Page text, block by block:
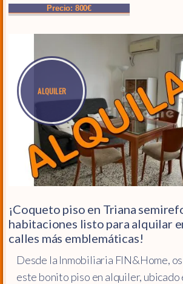
Precio: 800€
ALQUILER
¡Coqueto piso en Triana
habitaciones listo para alquilar
calles más emblemáticas!
Desde la Inmobiliaria FIN&Home,
este bonito piso en alquiler, ubicado